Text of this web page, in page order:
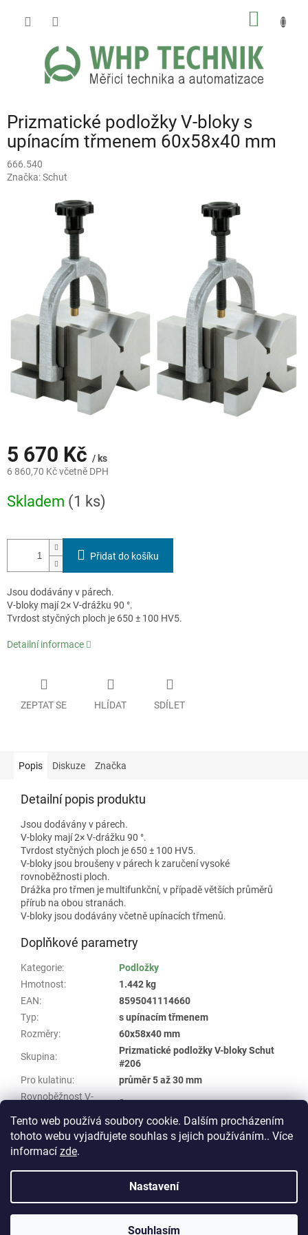
Tento web používá soubory cookie. Dalším procházením
tohoto webu vyjadřujete souhlas s jejich používáním.. Více
informací zde.
Nastavení
Souhlasím
Prizmatické podložky V-bloky s
upínacím třmenem 60x58x40 mm
666.540
Značka:Schut
5 670 Kč / ks
6 860,70 Kč včetně DPH
cena:
Skladem (1 ks)
Přidat do košíku
Jsou dodávány v párech.
V-bloky mají 2× V-drážku 90 °.
Tvrdost styčných ploch je 650 ± 100 HV5.
Detailní informace
ZEPTAT SE HLÍDAT SDÍLET
Popis Diskuze Značka
Detailní popis produktu
Jsou dodávány v párech.
V-bloky mají 2× V-drážku 90 °.
Tvrdost styčných ploch je 650 ± 100 HV5.
V-bloky jsou broušeny v párech k zaručení vysoké
rovnoběžnosti ploch.
Drážka pro třmen je multifunkční, v případě větších průměrů
přírub na obou stranách.
V-bloky jsou dodávány včetně upínacích třmenů.
Doplňkové parametry
Kategorie:
Podložky
Hmotnost:
1.442 kg
EAN:
8595041114660
Typ:
s upínacím třmenem
Rozměry: 60x58x40 mm
Skupina:
Prizmatické podložky V-bloky Schut
#206
Pro kulatinu:
průměr 5 až 30 mm
Rovnoběžnost V-
8 µm
vyhrazena.